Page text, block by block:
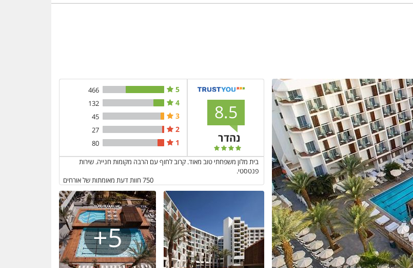
8.5
נהדר
5
466
4
132
3
45
2
27
1
80
בית מלון משפחתי טוב מאוד. קרוב לחוף עם הרבה מקומות חנייה. שירות
פנטסטי.
750 חוות דעת מאומתות של אורחים
5+